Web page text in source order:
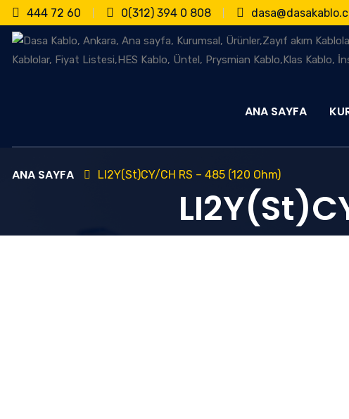
444 72 60 0(312) 394 0 808
ANA SAYFA
ANA SAYFA LI2Y(St)CY/CH RS – 485 (120 Ohm)